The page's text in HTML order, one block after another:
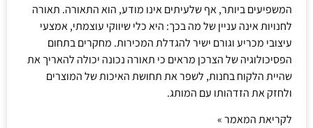
המשפיעים ביותר, אף שלעיתים אינו מודע, הוא התאורה. תאורה
לחנויות אינה עניין של מה בכך: היא כלי שיווקי עוצמתי, אמצעי
עיצובי מכריע וגורם ישיר להגדלת המכירות. מחקרים בתחום
הפסיכולוגיה של הצרכן מראים כי תאורה נכונה יכולה להאריך את
שהיית הלקוח בחנות, לשפר את תחושת האיכות של המוצרים
ולחזק את הזדהותו עם המותג.
לקריאת המאמר »